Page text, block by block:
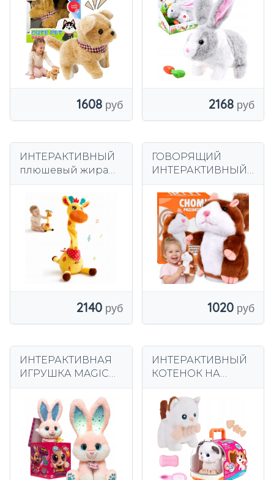
ПРОГУЛЯЕТ И
ЛАЯЕТ
1608 2168
ИНТЕРАКТИВНЫЙ
плюшевый жираф
2140
ГОВОРЯЩИЙ
ИНТЕРАКТИВНЫЙ
ПЕРЕСМЕШНИК
ИГРУШКА
ПОВТОРЯЕТ
СЛОВА
1020
ИНТЕРАКТИВНАЯ
ИГРУШКА MAGIC
ИГРА MAGIC
RABBIT LIGHTS
ИНТЕРАКТИВНЫЙ
КОТЕНОК НА
ЗВУКОВЫМ
ПРОГУЛОЧНЫМ
ДОМОМ
АКСЕССУАРЫ